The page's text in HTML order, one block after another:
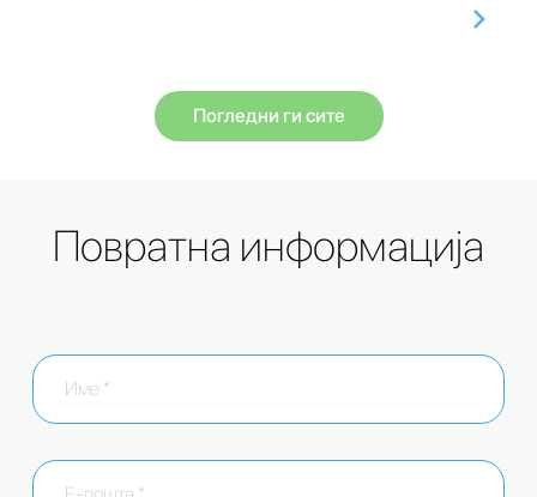
Погледни ги сите
Повратна информација